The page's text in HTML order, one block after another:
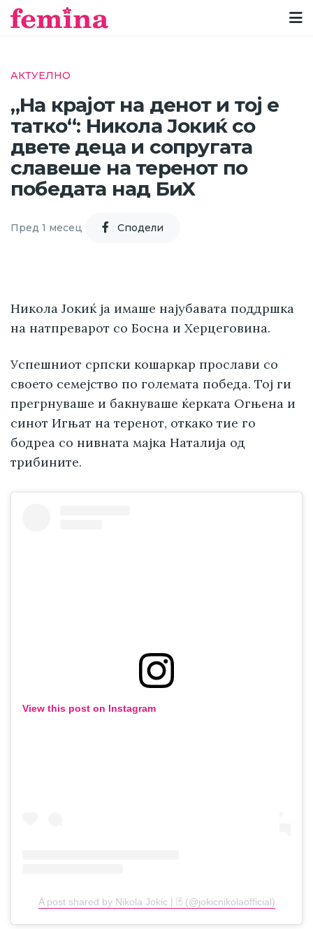
АКТУЕЛНО
„На крајот на денот и тој е
татко“: Никола Јокиќ со
двете деца и сопругата
славеше на теренот по
победата над БиХ
Пред 1 месец Cподели
Никола Јокиќ ја имаше најубавата поддршка
на натпреварот со Босна и Херцеговина.
Успешниот српски кошаркар прослави со
своето семејство по големата победа. Тој ги
прегрнуваше и бакнуваше ќерката Огњена и
синот Игњат на теренот, откако тие го
бодреа со нивната мајка Наталија од
трибините.
View this post on Instagram
A post shared by Nikola Jokic | 🃏 (@jokicnikolaofficial)